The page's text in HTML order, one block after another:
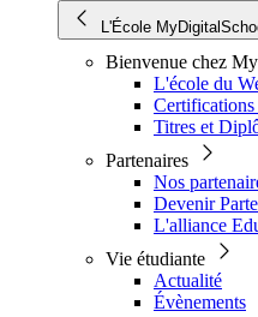
L'École
Bienvenue chez
L'école du
Titres et
Partenaires
Nos
Devenir
L'alliance
Vie étudiante
Actualité
Évènements